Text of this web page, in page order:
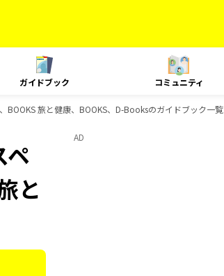
ガイドブック コミュニティ
BOOKS 旅と健康、BOOKS、D-Booksのガイドブック一覧
ペ
と
AD